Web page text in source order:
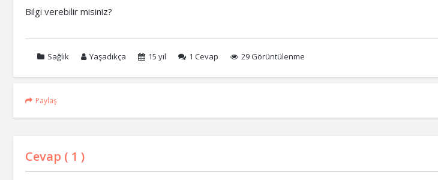
Bilgi verebilir misiniz?
Sağlık Yaşadıkça 15 yıl 1 Cevap 29 Görüntülenme
Paylaş
Cevap ( 1 )